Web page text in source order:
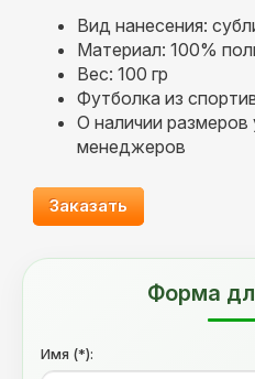
Вид нанесения:
Материал: 100%
Вес: 100 гр
Футболка из
О наличии размеров
менеджеров
Заказать
Форма
Имя (*):